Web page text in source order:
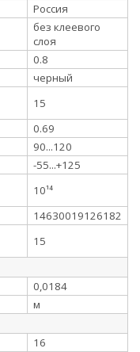
Россия
без клеевого
слоя
0.8
черный
15
0.69
90...120
-55...+125
10¹⁴
14630019126182
15
0,0184
м
16